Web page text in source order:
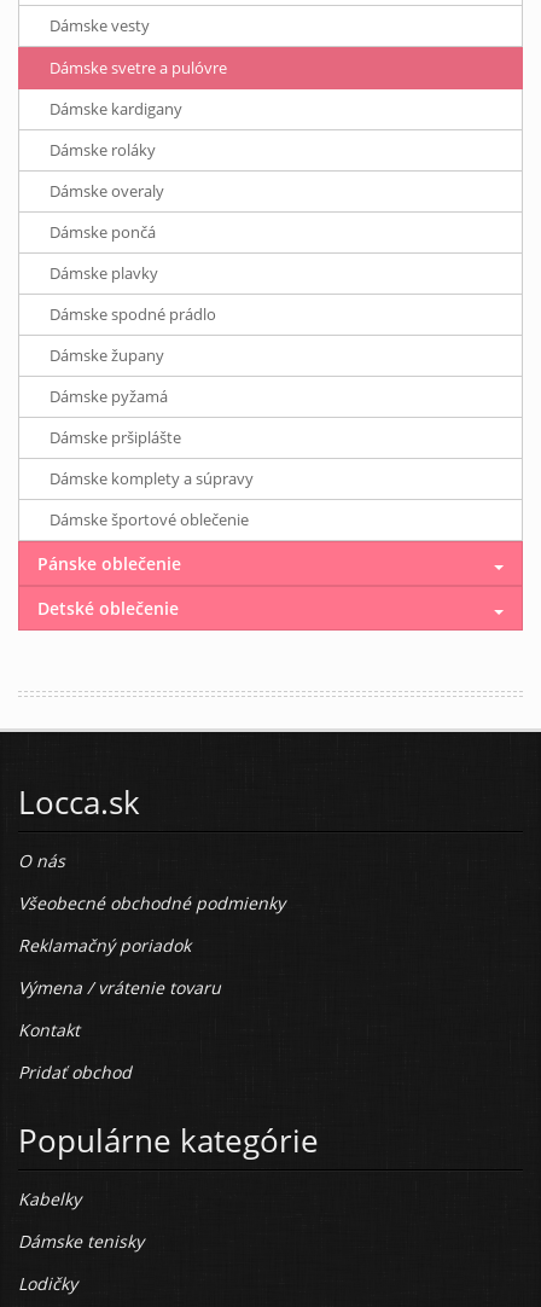
Dámske vesty
Dámske svetre a pulóvre
Dámske kardigany
Dámske roláky
Dámske overaly
Dámske pončá
Dámske plavky
Dámske spodné prádlo
Dámske župany
Dámske pyžamá
Dámske pršiplášte
Dámske komplety a súpravy
Dámske športové oblečenie
Pánske oblečenie
Detské oblečenie
Locca.sk
O nás
Všeobecné obchodné podmienky
Reklamačný poriadok
Výmena / vrátenie tovaru
Kontakt
Pridať obchod
Populárne kategórie
Kabelky
Dámske tenisky
Lodičky